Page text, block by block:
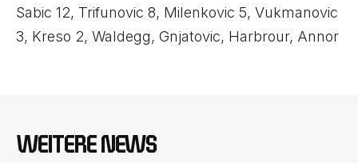
Sabic 12, Trifunovic 8, Milenkovic 5, Vukmanovic
3, Kreso 2, Waldegg, Gnjatovic, Harbrour, Annor
WEITERE NEWS